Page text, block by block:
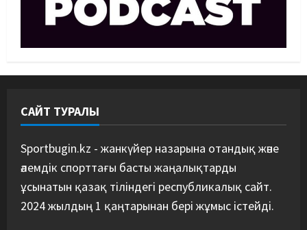
Қазақстандық MMA жауынгері
отырмыз”: Қырғызбаев
мәлімдеме жасады
САЙТ ТУРАЛЫ
Sportbugin.kz - жанкүйер назарына отандық және
әлемдік спорттағы басты жаңалықтарды
ұсынатын қазақ тіліндегі республикалық сайт.
2024 жылдың 1 қаңтарынан бері жұмыс істейді.